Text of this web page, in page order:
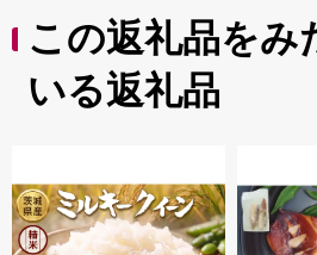
この返礼品をみ
いる返礼品